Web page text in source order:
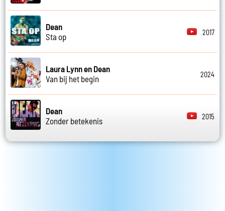
Dean
Sta op
2017
Laura Lynn en Dean
Van bij het begin
2024
Dean
Zonder betekenis
2015